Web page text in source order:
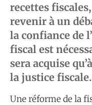
recettes
revenir à un
la confiance de
fiscal est
sera acquise
la justice fiscale.
Une réforme de la